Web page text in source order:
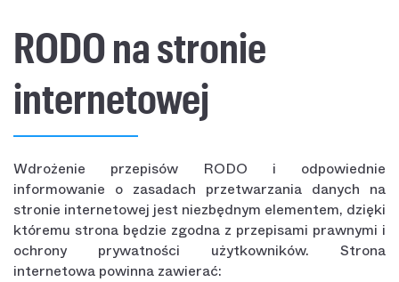
RODO na stronie
internetowej
Wdrożenie przepisów RODO i odpowiednie
informowanie o zasadach przetwarzania danych na
stronie internetowej jest niezbędnym elementem, dzięki
któremu strona będzie zgodna z przepisami prawnymi i
ochrony prywatności użytkowników. Strona
internetowa powinna zawierać: